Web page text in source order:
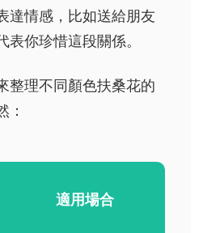
達情感，比如送給朋友
你珍惜這段關係。
整理不同顏色扶桑花的
：
適用場合